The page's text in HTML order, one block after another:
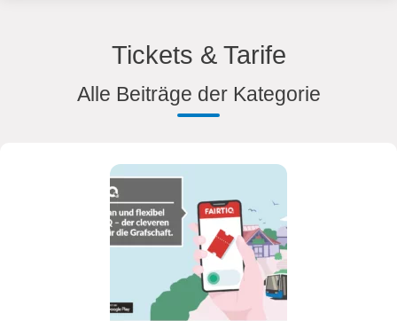
Tickets & Tarife
Alle Beiträge der Kategorie